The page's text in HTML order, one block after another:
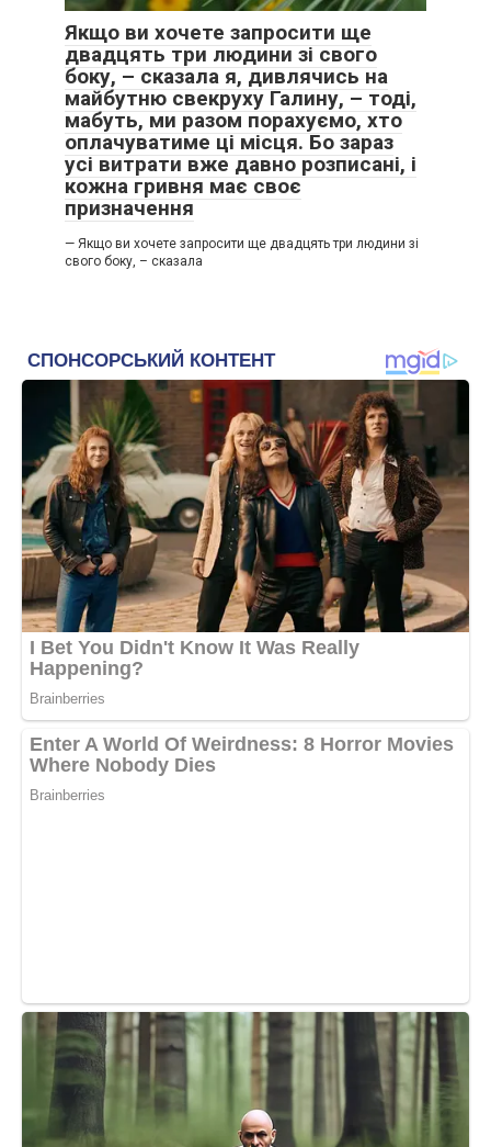
Якщо ви хочете запросити ще
двадцять три людини зі свого
боку, – сказала я, дивлячись на
майбутню свекруху Галину, – тоді,
мабуть, ми разом порахуємо, хто
оплачуватиме ці місця. Бо зараз
усі витрати вже давно розписані, і
кожна гривня має своє
призначення
— Якщо ви хочете запросити ще двадцять три людини зі
свого боку, – сказала